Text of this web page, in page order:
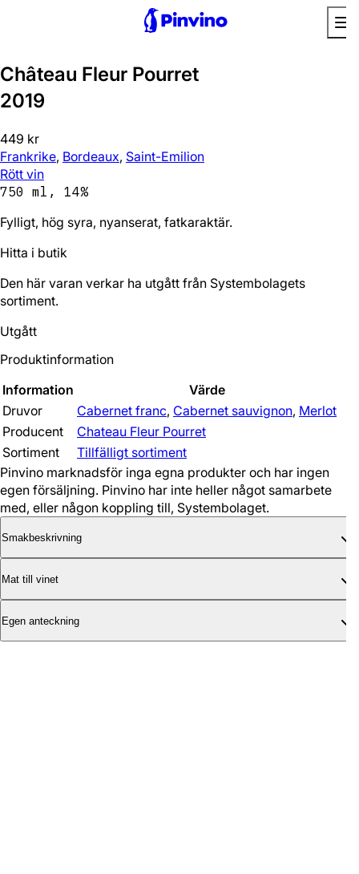
Château Fleur Pourret
2019
449 kr
Frankrike, Bordeaux, Saint-Emilion
Rött vin
750 ml, 14%
Fylligt, hög syra, nyanserat, fatkaraktär.
Hitta i butik
Den här varan verkar ha utgått från Systembolagets
sortiment.
Utgått
Produktinformation
Information
Värde
Druvor
Cabernet franc, Cabernet sauvignon, Merlot
Producent
Chateau Fleur Pourret
Sortiment
Tillfälligt sortiment
Pinvino marknadsför inga egna produkter och har ingen
egen försäljning. Pinvino har inte heller något samarbete
med, eller någon koppling till, Systembolaget.
Smakbeskrivning
Mat till vinet
Egen anteckning